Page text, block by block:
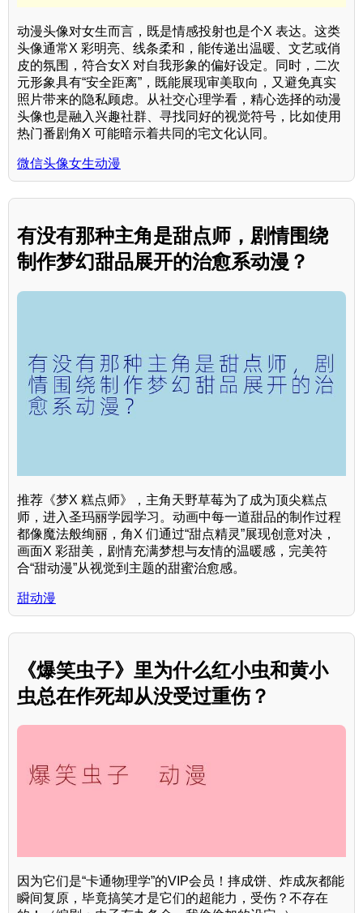
动漫头像对女生而言，既是情感投射也是个X 表达。这类
头像通常X 彩明亮、线条柔和，能传递出温暖、文艺或俏
皮的氛围，符合女X 对自我形象的偏好设定。同时，二次
元形象具有“安全距离”，既能展现审美取向，又避免真实
照片带来的隐私顾虑。从社交心理学看，精心选择的动漫
头像也是融入兴趣社群、寻找同好的视觉符号，比如使用
热门番剧角X 可能暗示着共同的宅文化认同。
微信头像女生动漫
有没有那种主角是甜点师，剧情围绕
制作梦幻甜品展开的治愈系动漫？
推荐《梦X 糕点师》，主角天野草莓为了成为顶尖糕点
师，进入圣玛丽学园学习。动画中每一道甜品的制作过程
都像魔法般绚丽，角X 们通过“甜点精灵”展现创意对决，
画面X 彩甜美，剧情充满梦想与友情的温暖感，完美符
合“甜动漫”从视觉到主题的甜蜜治愈感。
甜动漫
《爆笑虫子》里为什么红小虫和黄小
虫总在作死却从没受过重伤？
因为它们是“卡通物理学”的VIP会员！摔成饼、炸成灰都能
瞬间复原，毕竟搞笑才是它们的超能力，受伤？不存在